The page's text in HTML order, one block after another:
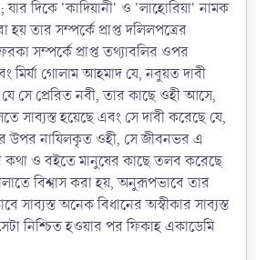
দিকে 'কাদিয়ানী' ও 'লাহোরিয়া' নামক
হয় তার সম্পর্কে প্রাপ্ত দলিলপত্রের
সম্পর্কে প্রাপ্ত তথ্যাবলির ওপর
মির্যা গোলাম আহমাদ যে, নবুয়ত দাবী
সে প্রেরিত নবী, তার কাছে ওহী আসে,
সাব্যস্ত হয়েছে এবং সে দাবী করেছে যে,
নাযিলকৃত ওহী, সে জীবনভর এ
কথা ও বইতে মানুষের কাছে তলব করেছে
বিশ্বাস করা হয়, অনুরূপভাবে তার
সাব্যস্ত অনেক বিধানের অস্বীকার সাব্যস্ত
নিশ্চিত হওয়ার পর ফিকাহ একাডেমি